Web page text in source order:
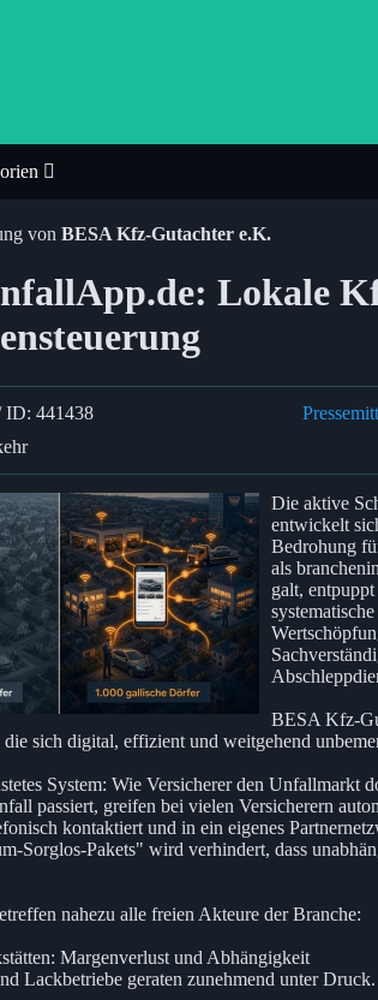
von BESA Kfz-Gutachter e.K.
Lokale
ID: 441438
Die aktive
entwickelt
Bedrohung
als
galt,
BESA Kfz-
sich digital, effizient und weitgehend
System: Wie Versicherer den Unfallmarkt
passiert, greifen bei vielen Versicherern
kontaktiert und in ein eigenes
Sorglos-Pakets" wird verhindert, dass
nahezu alle freien Akteure der Branche:
Margenverlust und Abhängigkeit
Lackbetriebe geraten zunehmend unter